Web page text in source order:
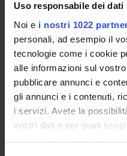
Uso responsabile dei dati
Noi e i nostri 1022
personali, ad esempio il
tecnologie come i cookie
alle informazioni sul
pubblicare annunci e
gli annunci e i contenuti,
i servizi. Avete la
vostri dati e per quali
privacy sono applicabili
2 SEMESTRE
Docenti
Maria Angela Cerruto
Orario Lezioni